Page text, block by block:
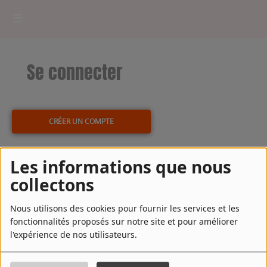
Les informations que nous
collectons
Nous utilisons des cookies pour fournir les services et les
fonctionnalités proposés sur notre site et pour améliorer
l'expérience de nos utilisateurs.
RADIOPLAYER
CK RADIO Line-up
PODCASTS
Cultur'Ciné - Jean Meurice
CONCOURS
Contact
Se connecter
CRÉER UN COMPTE
Mot de passe
(Le mot de passe est obligatoire)
SE CONNECTER